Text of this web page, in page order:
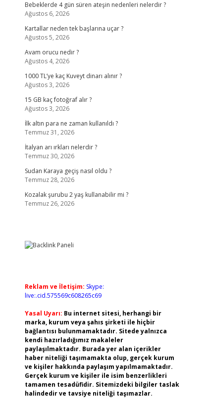
Bebeklerde 4 gün süren ateşin nedenleri nelerdir ?
Ağustos 6, 2026
Kartallar neden tek başlarına uçar ?
Ağustos 5, 2026
Avam orucu nedir ?
Ağustos 4, 2026
1000 TL’ye kaç Kuveyt dinarı alınır ?
Ağustos 3, 2026
15 GB kaç fotoğraf alır ?
Ağustos 3, 2026
İlk altın para ne zaman kullanıldı ?
Temmuz 31, 2026
İtalyan arı ırkları nelerdir ?
Temmuz 30, 2026
Sudan Karaya geçiş nasıl oldu ?
Temmuz 28, 2026
Kozalak şurubu 2 yaş kullanabilir mi ?
Temmuz 26, 2026
Reklam ve İletişim: Skype:
live:.cid.575569c608265c69
Yasal Uyarı: Bu internet sitesi, herhangi bir
marka, kurum veya şahıs şirketi ile hiçbir
bağlantısı bulunmamaktadır. Sitede yalnızca
kendi hazırladığımız makaleler
paylaşılmaktadır. Burada yer alan içerikler
haber niteliği taşımamakta olup, gerçek kurum
ve kişiler hakkında paylaşım yapılmamaktadır.
Gerçek kurum ve kişiler ile isim benzerlikleri
tamamen tesadüfidir. Sitemizdeki bilgiler taslak
halindedir ve tavsiye niteliği taşımazlar.